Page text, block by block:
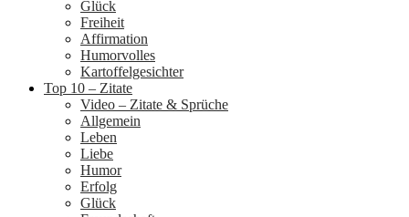
Glück
Freiheit
Affirmation
Humorvolles
Kartoffelgesichter
Top 10 – Zitate
Video – Zitate & Sprüche
Allgemein
Leben
Liebe
Humor
Erfolg
Glück